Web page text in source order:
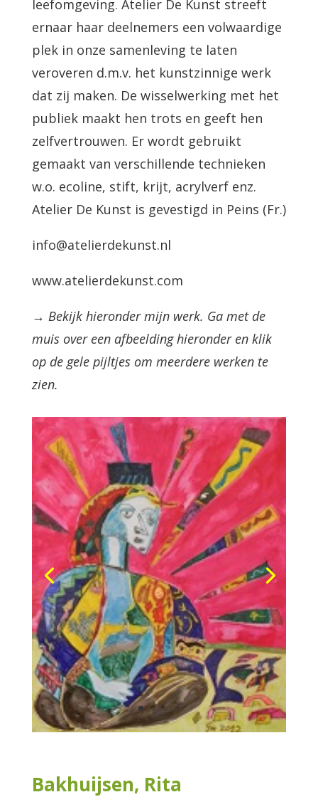
leefomgeving. Atelier De Kunst streeft
ernaar haar deelnemers een volwaardige
plek in onze samenleving te laten
veroveren d.m.v. het kunstzinnige werk
dat zij maken. De wisselwerking met het
publiek maakt hen trots en geeft hen
zelfvertrouwen. Er wordt gebruikt
gemaakt van verschillende technieken
w.o. ecoline, stift, krijt, acrylverf enz.
Atelier De Kunst is gevestigd in Peins (Fr.)
info@atelierdekunst.nl
www.atelierdekunst.com
→ Bekijk hieronder mijn werk. Ga met de
muis over een afbeelding hieronder en klik
op de gele pijltjes om meerdere werken te
zien.
Bakhuijsen, Rita